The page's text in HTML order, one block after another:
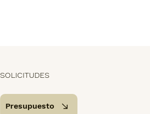
SOLICITUDES
Presupuesto